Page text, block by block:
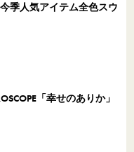
季人気アイテム全色スウ
「幸せのありか」